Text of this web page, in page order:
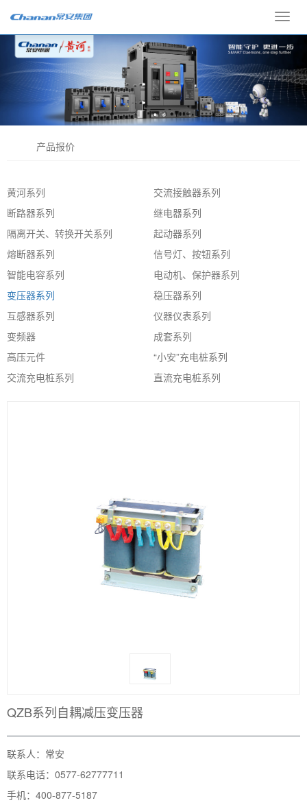
产品报价
黄河系列
交流接触器系列
断路器系列
继电器系列
隔离开关、转换开关系列
起动器系列
熔断器系列
信号灯、按钮系列
智能电容系列
电动机、保护器系列
变压器系列
稳压器系列
互感器系列
仪器仪表系列
变频器
成套系列
高压元件
“小安”充电桩系列
交流充电桩系列
直流充电桩系列
QZB系列自耦减压变压器
联系人：常安
联系电话：0577-62777711
手机：400-877-5187